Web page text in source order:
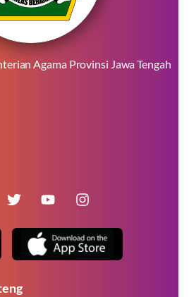
Agama Provinsi Jawa Tengah